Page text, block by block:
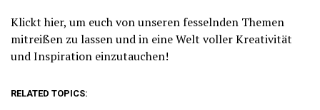
Klickt hier, um euch von unseren fesselnden Themen
mitreißen zu lassen und in eine Welt voller Kreativität
und Inspiration einzutauchen!
RELATED TOPICS: